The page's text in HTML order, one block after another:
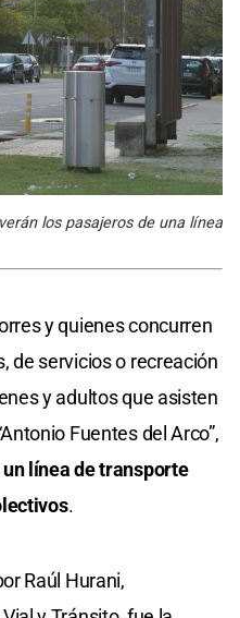
los pasajeros de una línea
y quienes concurren
de servicios o recreación
y adultos que asisten
Fuentes del Arco”,
línea de transporte
.
Raúl Hurani,